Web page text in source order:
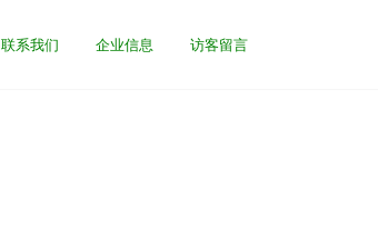
联系我们 企业信息 访客留言